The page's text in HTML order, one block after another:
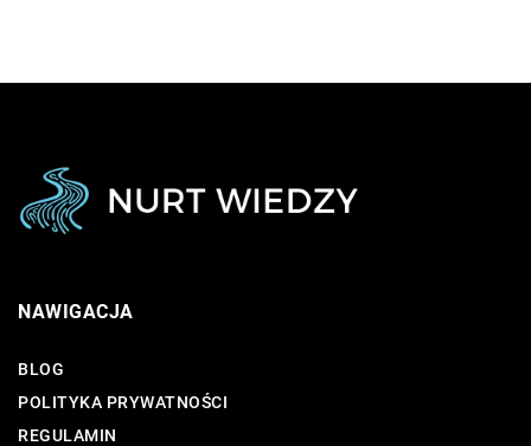
NAWIGACJA
BLOG
POLITYKA PRYWATNOŚCI
REGULAMIN